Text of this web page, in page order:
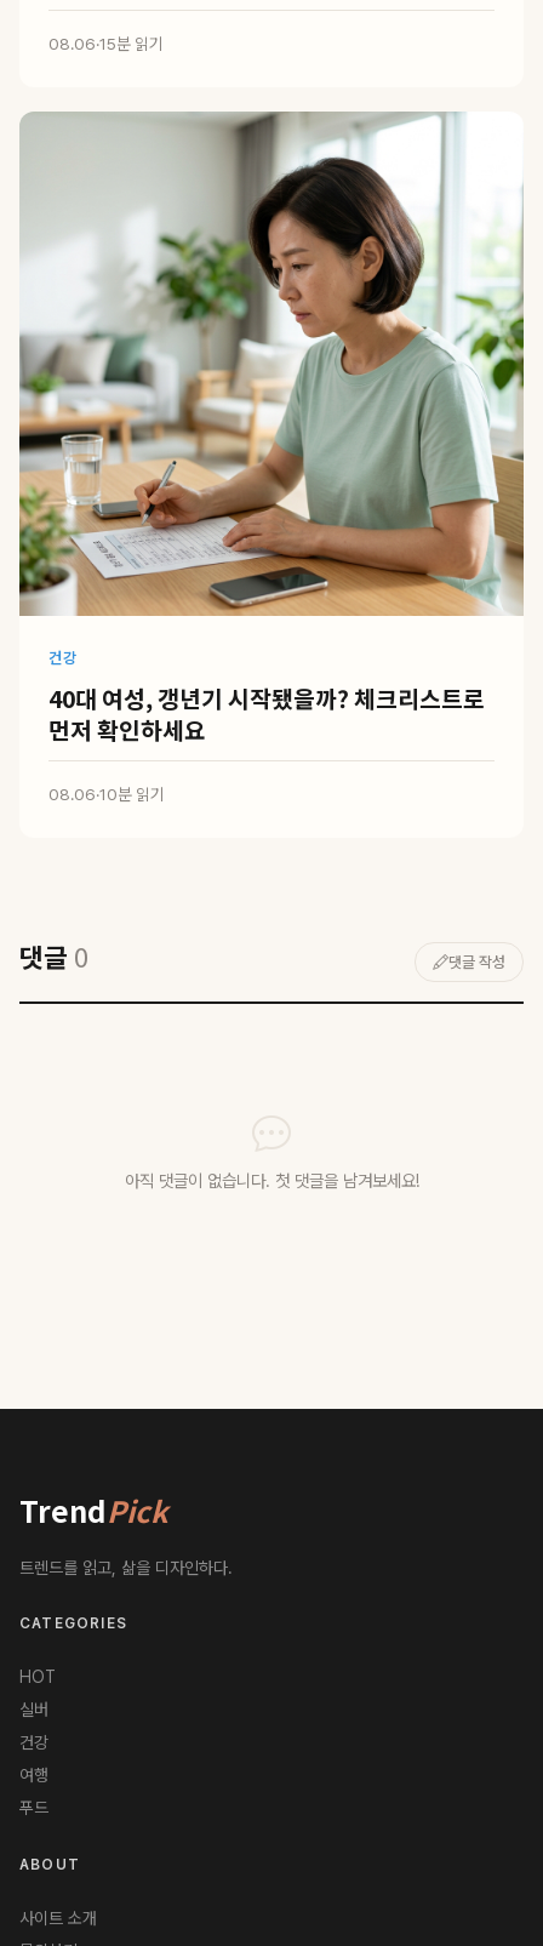
08.06·15분 읽기
건강
40대 여성, 갱년기 시작됐을까? 체크리스트로
먼저 확인하세요
08.06·10분 읽기
댓글 0 댓글 작성
아직 댓글이 없습니다. 첫 댓글을 남겨보세요!
TrendPick
트렌드를 읽고, 삶을 디자인하다.
CATEGORIES
HOT
실버
건강
여행
푸드
ABOUT
사이트 소개